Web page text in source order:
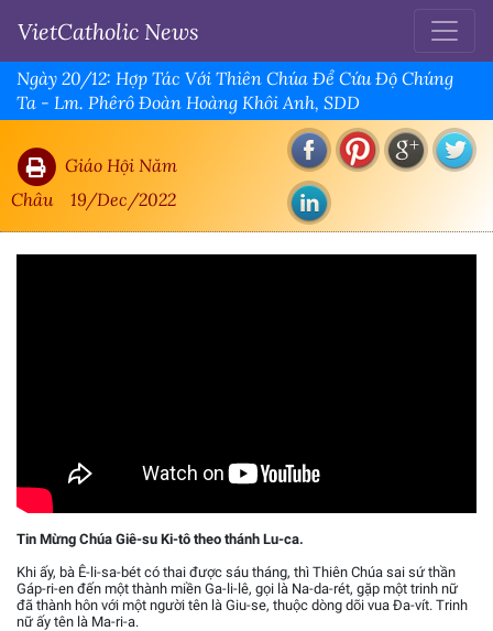
VietCatholic News
Ngày 20/12: Hợp Tác Với Thiên Chúa Để Cứu Độ Chúng
Ta - Lm. Phêrô Đoàn Hoàng Khôi Anh, SDD
Giáo Hội Năm
Châu
19/Dec/2022
Tin Mừng Chúa Giê-su Ki-tô theo thánh Lu-ca.
Khi ấy, bà Ê-li-sa-bét có thai được sáu tháng, thì Thiên Chúa sai sứ thần
Gáp-ri-en đến một thành miền Ga-li-lê, gọi là Na-da-rét, gặp một trinh nữ
đã thành hôn với một người tên là Giu-se, thuộc dòng dõi vua Đa-vít. Trinh
nữ ấy tên là Ma-ri-a.